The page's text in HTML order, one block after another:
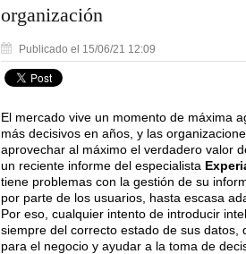
organización
Publicado el 15/06/21 12:09
El mercado vive un momento de máxima
más decisivos en años, y las
aprovechar al máximo el verdadero valor
un reciente informe del especialista
tiene problemas con la gestión de su
por parte de los usuarios, hasta escasa
Por eso, cualquier intento de introducir
siempre del correcto estado de sus datos,
para el negocio y ayudar a la toma de